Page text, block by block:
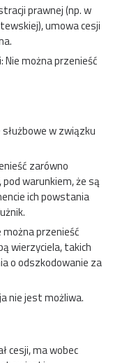
prawnej (np. w
umowa cesji
można przenieść
w związku
zarówno
warunkiem, że są
ich powstania
przenieść
wierzyciela, takich
o odszkodowanie za
nie jest możliwa.
cesji, ma wobec